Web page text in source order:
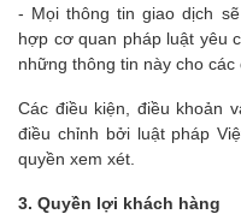
- Mọi thông tin giao dịch
hợp cơ quan pháp luật yêu
những thông tin này cho các
Các điều kiện, điều khoản
điều chỉnh bởi luật pháp
quyền xem xét.
3. Quyền lợi khách hàng